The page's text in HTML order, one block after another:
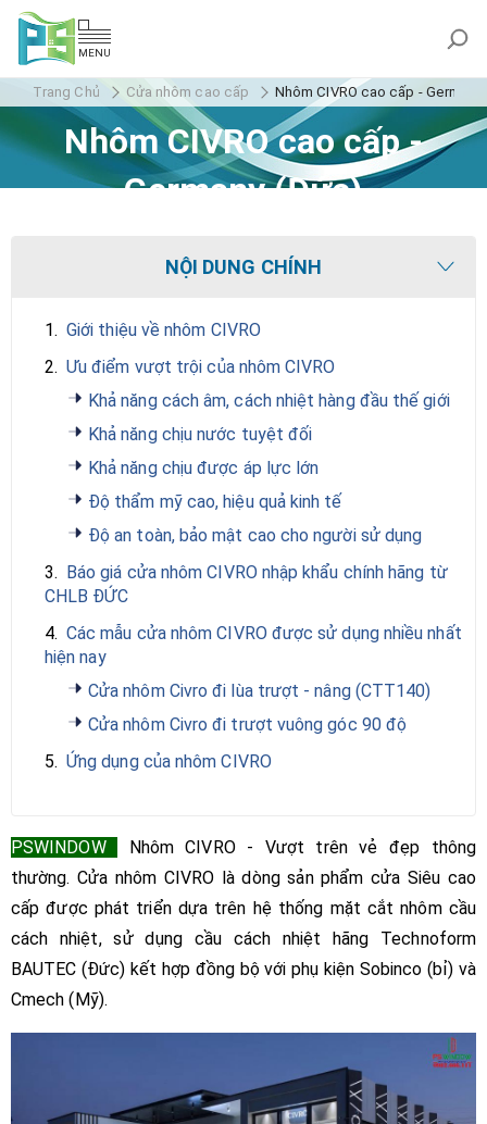
MENU
Trang Chủ Cửa nhôm cao cấp Nhôm CIVRO cao cấp -
Nhôm CIVRO cao cấp -
Germany (Đức)
NỘI DUNG CHÍNH
1. Giới thiệu về nhôm CIVRO
2. Ưu điểm vượt trội của nhôm CIVRO
Khả năng cách âm, cách nhiệt hàng đầu thế giới
Khả năng chịu nước tuyệt đối
Khả năng chịu được áp lực lớn
Độ thẩm mỹ cao, hiệu quả kinh tế
Độ an toàn, bảo mật cao cho người sử dụng
3. Báo giá cửa nhôm CIVRO nhập khẩu chính hãng từ
CHLB ĐỨC
4. Các mẫu cửa nhôm CIVRO được sử dụng nhiều nhất
hiện nay
Cửa nhôm Civro đi lùa trượt - nâng (CTT140)
Cửa nhôm Civro đi trượt vuông góc 90 độ
5. Ứng dụng của nhôm CIVRO
PSWINDOW
Nhôm CIVRO - Vượt trên vẻ đẹp thông
thường. Cửa nhôm CIVRO là dòng sản phẩm cửa Siêu cao
cấp được phát triển dựa trên hệ thống mặt cắt nhôm cầu
cách nhiệt, sử dụng cầu cách nhiệt hãng Technoform
BAUTEC (Đức) kết hợp đồng bộ với phụ kiện Sobinco (bỉ) và
Cmech (Mỹ).